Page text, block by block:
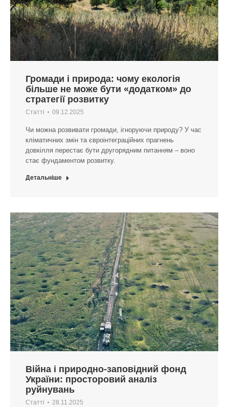
Громади і природа: чому екологія
більше не може бути «додатком» до
стратегії розвитку
Статті 09.12.2025
Чи можна розвивати громади, ігноруючи природу? У час
кліматичних змін та євроінтеграційних прагнень
довкілля перестає бути другорядним питанням – воно
стає фундаментом розвитку.
Детальніше
Війна і природно-заповідний фонд
України: просторовий аналіз
руйнувань
Статті 28.11.2025